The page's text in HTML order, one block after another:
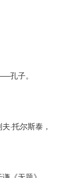
孔子。
·托尔斯泰，